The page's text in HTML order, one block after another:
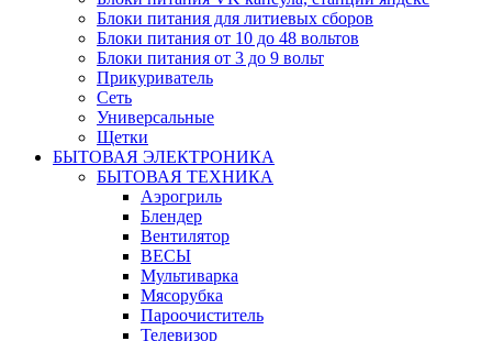
Блоки питания для литиевых сборов
Блоки питания от 10 до 48 вольтов
Блоки питания от 3 до 9 вольт
Прикуриватель
Сеть
Универсальные
Щетки
БЫТОВАЯ ЭЛЕКТРОНИКА
БЫТОВАЯ ТЕХНИКА
Аэрогриль
Блендер
Вентилятор
ВЕСЫ
Мультиварка
Мясорубка
Пароочиститель
Телевизор